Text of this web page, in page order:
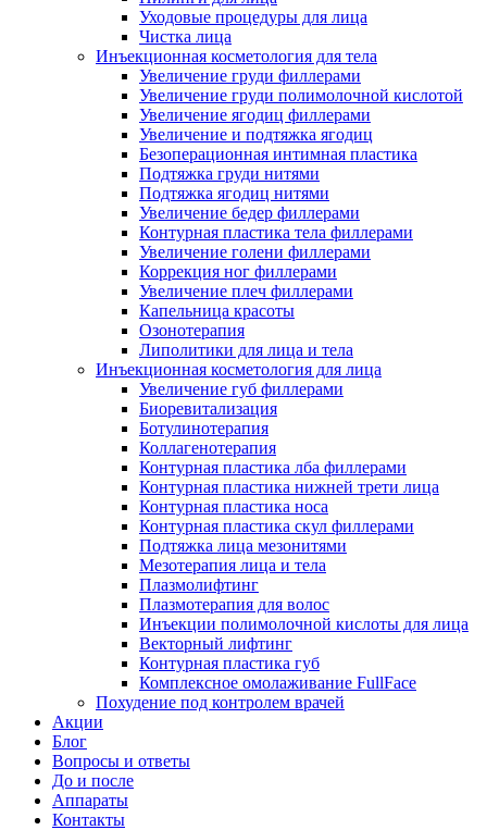
Уходовые процедуры для лица
Чистка лица
Инъекционная косметология для тела
Увеличение груди филлерами
Увеличение груди полимолочной кислотой
Увеличение ягодиц филлерами
Увеличение и подтяжка ягодиц
Безоперационная интимная пластика
Подтяжка груди нитями
Подтяжка ягодиц нитями
Увеличение бедер филлерами
Контурная пластика тела филлерами
Увеличение голени филлерами
Коррекция ног филлерами
Увеличение плеч филлерами
Капельница красоты
Озонотерапия
Липолитики для лица и тела
Инъекционная косметология для лица
Увеличение губ филлерами
Биоревитализация
Ботулинотерапия
Коллагенотерапия
Контурная пластика лба филлерами
Контурная пластика нижней трети лица
Контурная пластика носа
Контурная пластика скул филлерами
Подтяжка лица мезонитями
Мезотерапия лица и тела
Плазмолифтинг
Плазмотерапия для волос
Инъекции полимолочной кислоты для лица
Векторный лифтинг
Контурная пластика губ
Комплексное омолаживание FullFace
Похудение под контролем врачей
Акции
Блог
Вопросы и ответы
До и после
Аппараты
Контакты